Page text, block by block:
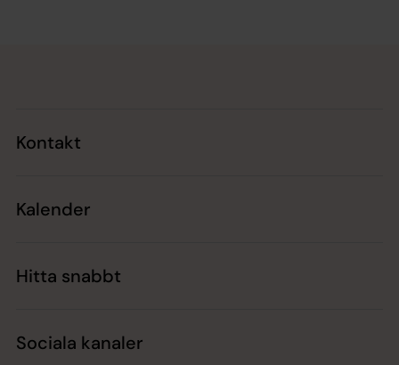
Kontakt
Kalender
Hitta snabbt
Sociala kanaler